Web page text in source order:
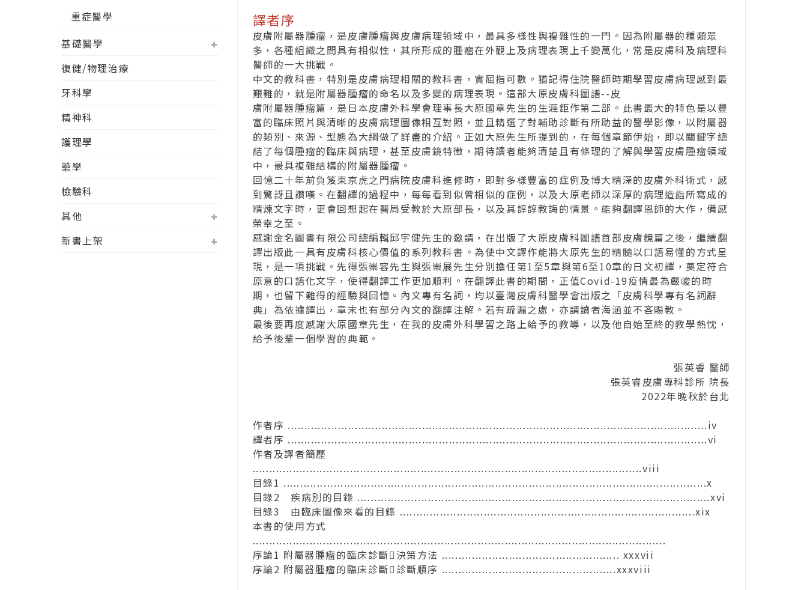
重症醫學
基礎醫學
復健/物理治療
牙科學
精神科
護理學
藥學
檢驗科
其他
新書上架
譯者序
皮膚附屬器腫瘤，是皮膚腫瘤與皮膚病理領域中，最具多樣性與複雜性的一門。因為附屬器的種類眾
多，各種組織之間具有相似性，其所形成的腫瘤在外觀上及病理表現上千變萬化，常是皮膚科及病理科
醫師的一大挑戰。
中文的教科書，特別是皮膚病理相關的教科書，實屈指可數。猶記得住院醫師時期學習皮膚病理感到最
艱難的，就是附屬器腫瘤的命名以及多變的病理表現。這部大原皮膚科圖譜--皮
膚附屬器腫瘤篇，是日本皮膚外科學會理事長大原國章先生的生涯鉅作第二部。此書最大的特色是以豐
富的臨床照片與清晰的皮膚病理圖像相互對照，並且精選了對輔助診斷有所助益的醫學影像，以附屬器
的類別、來源、型態為大綱做了詳盡的介紹。正如大原先生所提到的，在每個章節伊始，即以關鍵字總
結了每個腫瘤的臨床與病理，甚至皮膚鏡特徵，期待讀者能夠清楚且有條理的了解與學習皮膚腫瘤領域
中，最具複雜結構的附屬器腫瘤。
回憶二十年前負笈東京虎之門病院皮膚科進修時，即對多樣豐富的症例及博大精深的皮膚外科術式，感
到驚訝且讚嘆。在翻譯的過程中，每每看到似曾相似的症例，以及大原老師以深厚的病理造詣所寫成的
精煉文字時，更會回想起在醫局受教於大原部長，以及其諄諄教誨的情景。能夠翻譯恩師的大作，備感
榮幸之至。
感謝金名圖書有限公司總編輯邱宇健先生的邀請，在出版了大原皮膚科圖譜首部皮膚鏡篇之後，繼續翻
譯出版此一具有皮膚科核心價值的系列教科書。為使中文譯作能將大原先生的精髓以口語易懂的方式呈
現，是一項挑戰。先得張崇容先生與張崇展先生分別擔任第1至5章與第6至10章的日文初譯，奠定符合
原意的口語化文字，使得翻譯工作更加順利。在翻譯此書的期間，正值Covid-19疫情最為嚴峻的時
期，也留下難得的經驗與回憶。內文專有名詞，均以臺灣皮膚科醫學會出版之「皮膚科學專有名詞辭
典」為依據譯出，章末也有部分內文的翻譯注解。若有疏漏之處，亦請讀者海涵並不吝賜教。
最後要再度感謝大原國章先生，在我的皮膚外科學習之路上給予的教導，以及他自始至終的教學熱忱，
給予後輩一個學習的典範。
張英睿 醫師
張英睿皮膚專科診所 院長
2022年晚秋於台北
作者序 .............................................................................................................................iv
譯者序 .............................................................................................................................vi
作者及譯者簡歷
....................................................................................................................viii
目錄1 ..............................................................................................................................x
目錄2 疾病別的目錄 .........................................................................................................xvi
目錄3 由臨床圖像來看的目錄 ........................................................................................xix
本書的使用方式
...........................................................................................................................
序論1 附屬器腫瘤的臨床診斷決策方法 ..................................................... xxxvii
序論2 附屬器腫瘤的臨床診斷診斷順序 ....................................................xxxviii